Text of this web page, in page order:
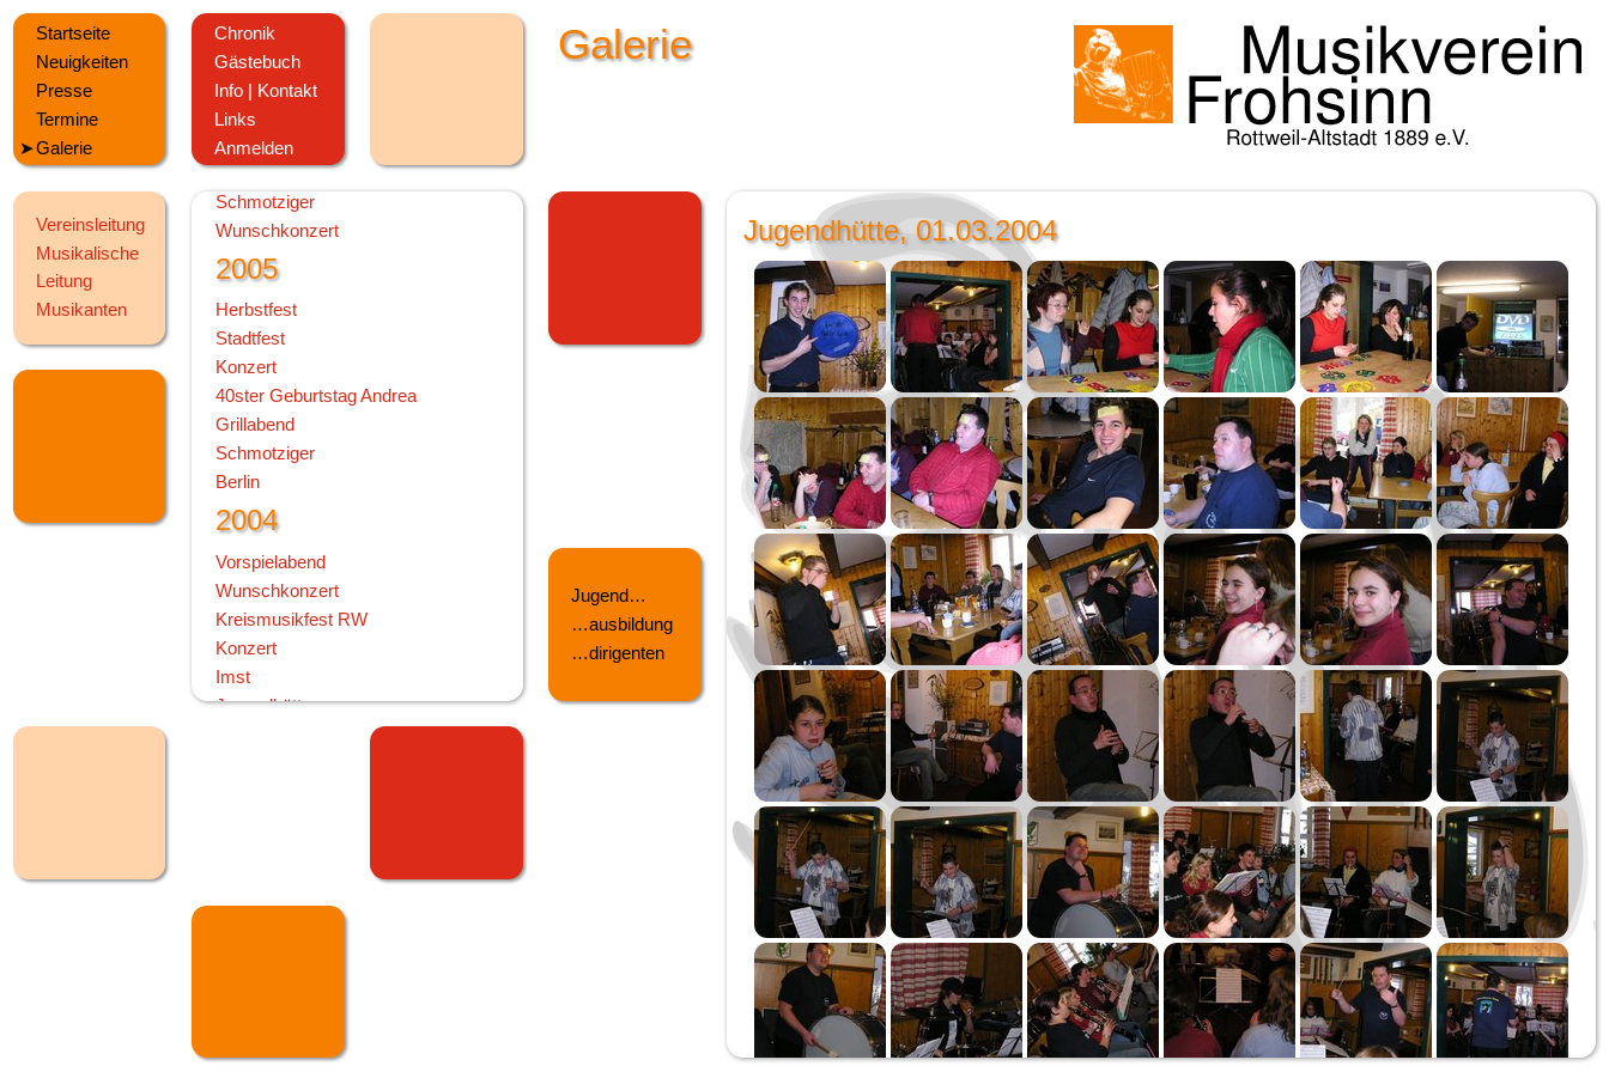
Startseite
Neuigkeiten
Presse
Termine
Galerie
Chronik
Gästebuch
Info | Kontakt
Links
Anmelden
Galerie
Vereinsleitung
Musikalische
Leitung
Musikanten
Jugend…
…ausbildung
…dirigenten
Bundesmusikfest Würzburg
Konzert
2006
Herbstfest
Landesmusikfest VS
Schmotziger
Wunschkonzert
2005
Herbstfest
Stadtfest
Konzert
40ster Geburtstag Andrea
Grillabend
Schmotziger
Berlin
2004
Vorspielabend
Wunschkonzert
Kreismusikfest RW
Konzert
Imst
Jugendhütte
Konzert in Lauffen
Jugendhütte, 01.03.2004